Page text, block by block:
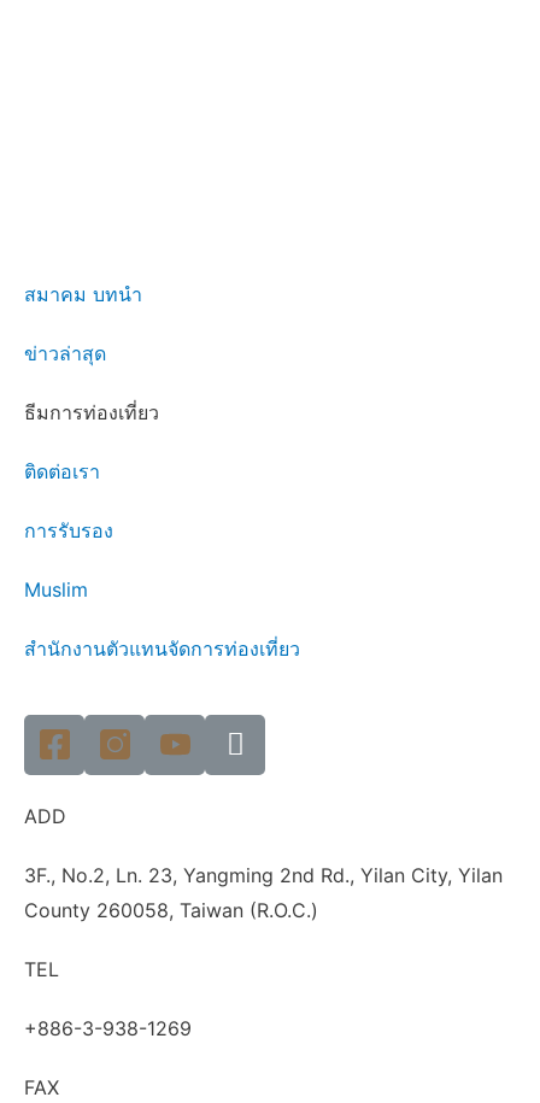
สมาคม บทนำ
ข่าวล่าสุด
ธีมการท่องเที่ยว
ติดต่อเรา
การรับรอง
Muslim
สำนักงานตัวแทนจัดการท่องเที่ยว
ADD
3F., No.2, Ln. 23, Yangming 2nd Rd., Yilan City, Yilan
County 260058, Taiwan (R.O.C.)
TEL
+886-3-938-1269
FAX